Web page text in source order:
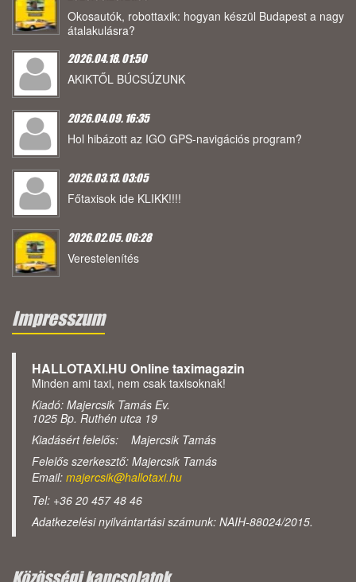
Okosautók, robottaxik: hogyan készül Budapest a nagy
átalakulásra?
2026.04.18. 01:50
AKIKTŐL BÚCSÚZUNK
2026.04.09. 16:35
Hol hibázott az IGO GPS-navigációs program?
2026.03.13. 03:05
Főtaxisok ide KLIKK!!!!
2026.02.05. 06:28
Verestelenítés
Impresszum
HALLOTAXI.HU Online taximagazin
Minden ami taxi, nem csak taxisoknak!
Kiadó: Majercsik Tamás Ev.
1025 Bp. Ruthén utca 19
Kiadásért felelős: Majercsik Tamás
Felelős szerkesztő: Majercsik Tamás
Email: majercsik@hallotaxi.hu
Tel: +36 20 457 48 46
Adatkezelési nyilvántartási számunk: NAIH-88024/2015.
Közösségi kapcsolatok